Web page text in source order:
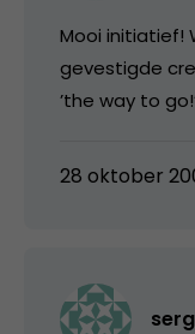
Mooi initiatief!
gevestigde
’the way to
28 oktober